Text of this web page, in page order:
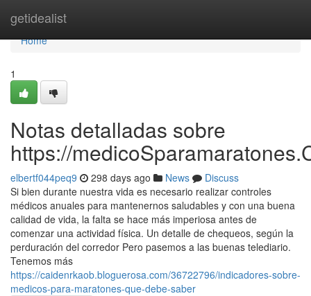
getidealist
Home
Home
1
Notas detalladas sobre
https://
elbertf044peq9 298 days ago News
Discuss
Si bien durante nuestra vida es necesario realizar controles
médicos anuales para mantenernos saludables y con una buena
calidad de vida, la falta se hace más imperiosa antes de
comenzar una actividad física. Un detalle de chequeos, según la
perduración del corredor Pero pasemos a las buenas telediario.
Tenemos más
https://caidenrkaob.bloguerosa.com/36722796/indicadores-sobre-
medicos-para-maratones-que-debe-saber